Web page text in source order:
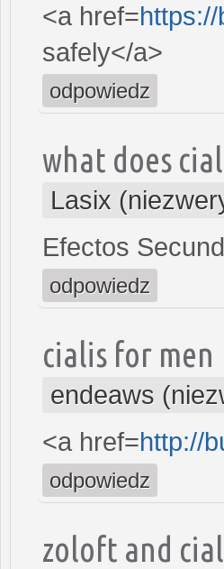
<a href=
safely</a>
odpowiedz
what does
Lasix
Efectos
odpowiedz
cialis for men
endeaws
<a href=http://
odpowiedz
zoloft and